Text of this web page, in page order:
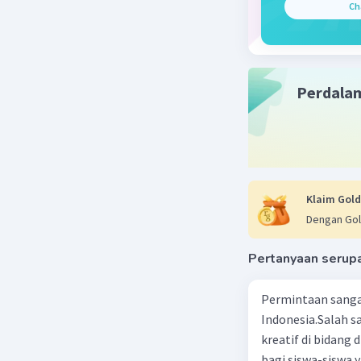
nilai
tangga
Beri
Klaim
Dengan
Pertanyaan
Permintaan
Indonesia.Salah
kreatif di bidang